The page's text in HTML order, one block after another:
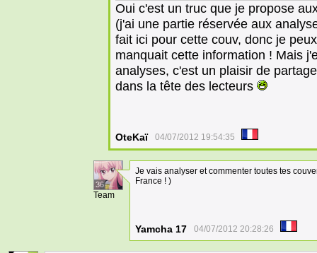
Oui c'est un truc que je propose
(j'ai une partie réservée aux
fait ici pour cette couv, donc je
manquait cette information ! Mais
analyses, c'est un plaisir de
dans la tête des lecteurs
OteKaï 04/07/2012 19:54:35
36
Team
Je vais analyser et commenter toutes tes
France ! )
Yamcha 17 04/07/2012 20:28:26